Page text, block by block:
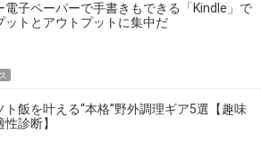
電子ペーパーで手書きもできる「Kindle」で
ットとアウトプットに集中だ
ト飯を叶える“本格”野外調理ギア5選【趣味
診断】